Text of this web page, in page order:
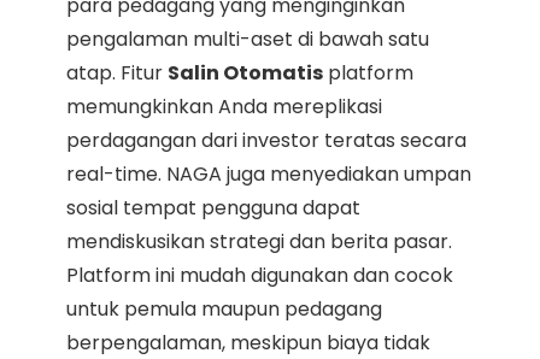
para pedagang yang menginginkan
pengalaman multi-aset di bawah satu
atap. Fitur Salin Otomatis platform
memungkinkan Anda mereplikasi
perdagangan dari investor teratas secara
real-time. NAGA juga menyediakan umpan
sosial tempat pengguna dapat
mendiskusikan strategi dan berita pasar.
Platform ini mudah digunakan dan cocok
untuk pemula maupun pedagang
berpengalaman, meskipun biaya tidak